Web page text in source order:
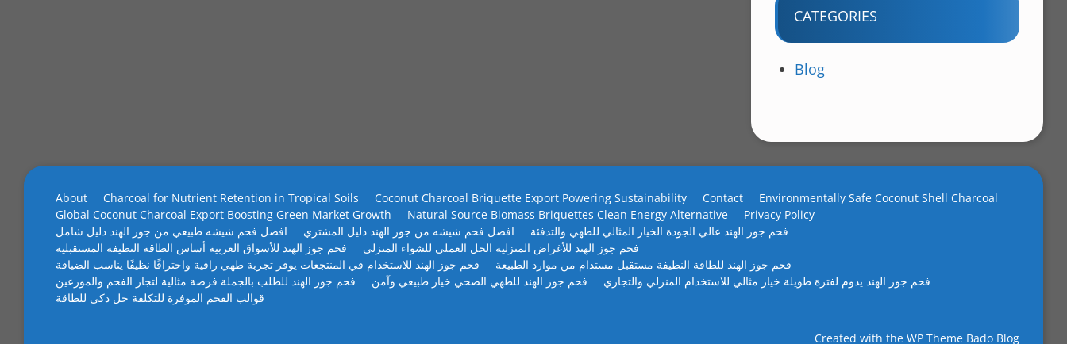
CATEGORIES
Blog
About Charcoal for Nutrient Retention in Tropical Soils Coconut Charcoal Briquette Export Powering Sustainability Contact
Environmentally Safe Coconut Shell Charcoal
Global Coconut Charcoal Export Boosting Green Market Growth
Natural Source Biomass Briquettes Clean Energy Alternative
Privacy Policy
افضل فحم شيشه طبيعي من جوز الهند دليل شامل
افضل فحم شيشه من جوز الهند دليل المشتري
فحم جوز الهند عالي الجودة الخيار المثالي للطهي والتدفئة
فحم جوز الهند للأسواق العربية أساس الطاقة النظيفة المستقبلية
فحم جوز الهند للأغراض المنزلية الحل العملي للشواء المنزلي
فحم جوز الهند للاستخدام في المنتجعات يوفر تجربة طهي راقية واحتراقًا نظيفًا يناسب الضيافة
فحم جوز الهند للطاقة النظيفة مستقبل مستدام من موارد الطبيعة
فحم جوز الهند للطلب بالجملة فرصة مثالية لتجار الفحم والموزعين
فحم جوز الهند للطهي الصحي خيار طبيعي وآمن
فحم جوز الهند يدوم لفترة طويلة خيار مثالي للاستخدام المنزلي والتجاري
قوالب الفحم الموفرة للتكلفة حل ذكي للطاقة
Created with the WP Theme Bado Blog